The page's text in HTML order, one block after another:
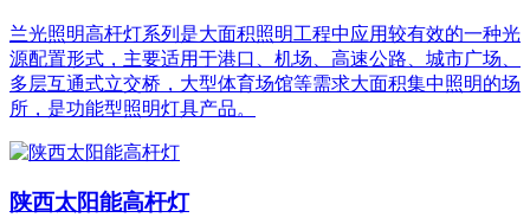
兰光照明高杆灯系列是大面积照明工程中应用较有效的一种光
源配置形式，主要适用于港口、机场、高速公路、城市广场、
多层互通式立交桥，大型体育场馆等需求大面积集中照明的场
所，是功能型照明灯具产品。
陕西太阳能高杆灯